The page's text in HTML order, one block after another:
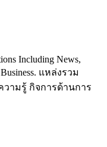
Including News,
Business. แหล่งรวม
ามรู้ กิจการด้านการ